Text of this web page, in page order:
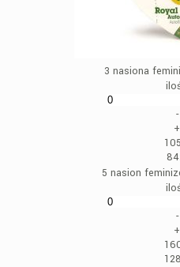
3 nasiona
-
+
5 nasion
-
+